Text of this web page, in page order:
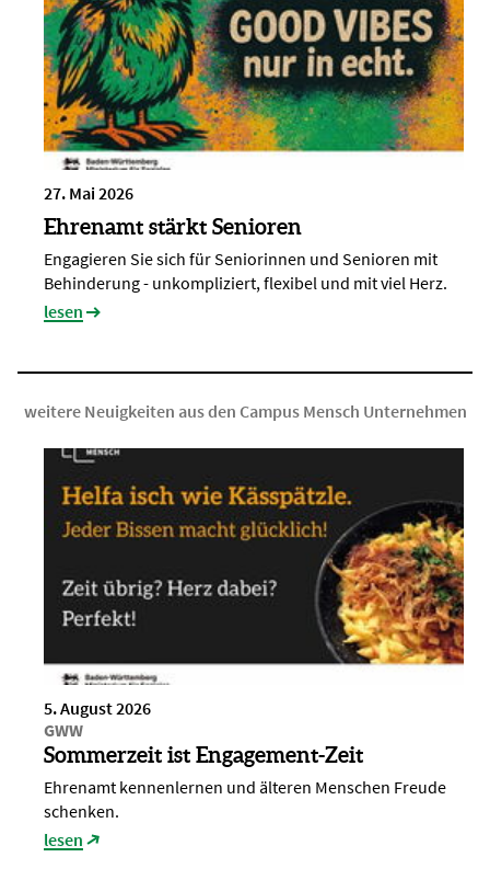
27. Mai 2026
Ehrenamt stärkt Senioren
Engagieren Sie sich für Seniorinnen und Senioren mit
Behinderung - unkompliziert, flexibel und mit viel Herz.
lesen
weitere Neuigkeiten aus den Campus Mensch Unternehmen
5. August 2026
GWW
Sommerzeit ist Engagement-Zeit
Ehrenamt kennenlernen und älteren Menschen Freude
schenken.
lesen